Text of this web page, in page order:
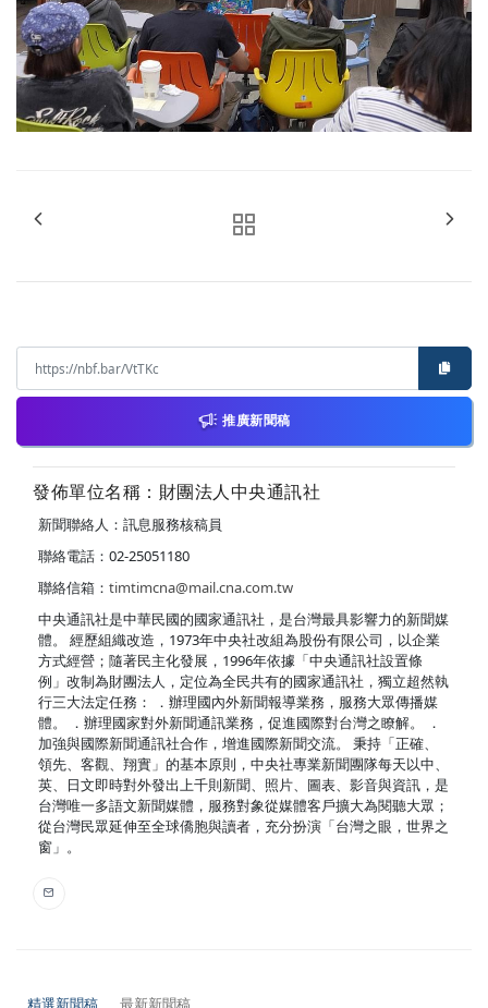
推廣新聞稿
發佈單位名稱：財團法人中央通訊社
新聞聯絡人：訊息服務核稿員
聯絡電話：02-25051180
聯絡信箱： timtimcna@mail.cna.com.tw
中央通訊社是中華民國的國家通訊社，是台灣最具影響力的新聞媒
體。 經歷組織改造，1973年中央社改組為股份有限公司，以企業
方式經營；隨著民主化發展，1996年依據「中央通訊社設置條
例」改制為財團法人，定位為全民共有的國家通訊社，獨立超然執
行三大法定任務： ．辦理國內外新聞報導業務，服務大眾傳播媒
體。 ．辦理國家對外新聞通訊業務，促進國際對台灣之瞭解。 ．
加強與國際新聞通訊社合作，增進國際新聞交流。 秉持「正確、
領先、客觀、翔實」的基本原則，中央社專業新聞團隊每天以中、
英、日文即時對外發出上千則新聞、照片、圖表、影音與資訊，是
台灣唯一多語文新聞媒體，服務對象從媒體客戶擴大為閱聽大眾；
從台灣民眾延伸至全球僑胞與讀者，充分扮演「台灣之眼，世界之
窗」。
精選新聞稿 最新新聞稿